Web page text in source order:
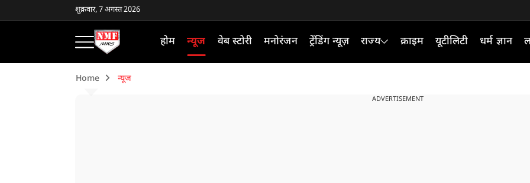
शुक्रवार, 7 अगस्त 2026
होम न्यूज वेब स्टोरी मनोरंजन ट्रेंडिंग न्यूज़ राज्य क्राइम यूटीलिटी धर्म ज्ञान
Home न्यूज
ADVERTISEMENT